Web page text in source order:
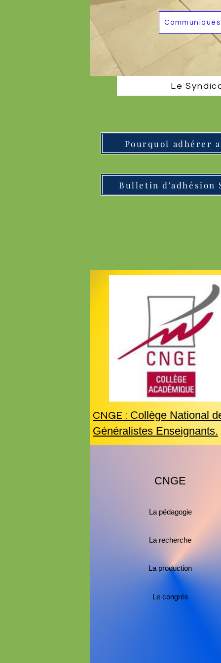
Le
Pourquoi adhérer
Bulletin d'adhésion
CNGE : Collège National
Généralistes Enseignants.
CNGE
La pédagogie
La recherche
La production
Le congrès